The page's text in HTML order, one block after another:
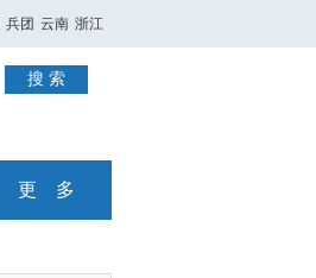
兵团 云南 浙江
搜 索
更 多